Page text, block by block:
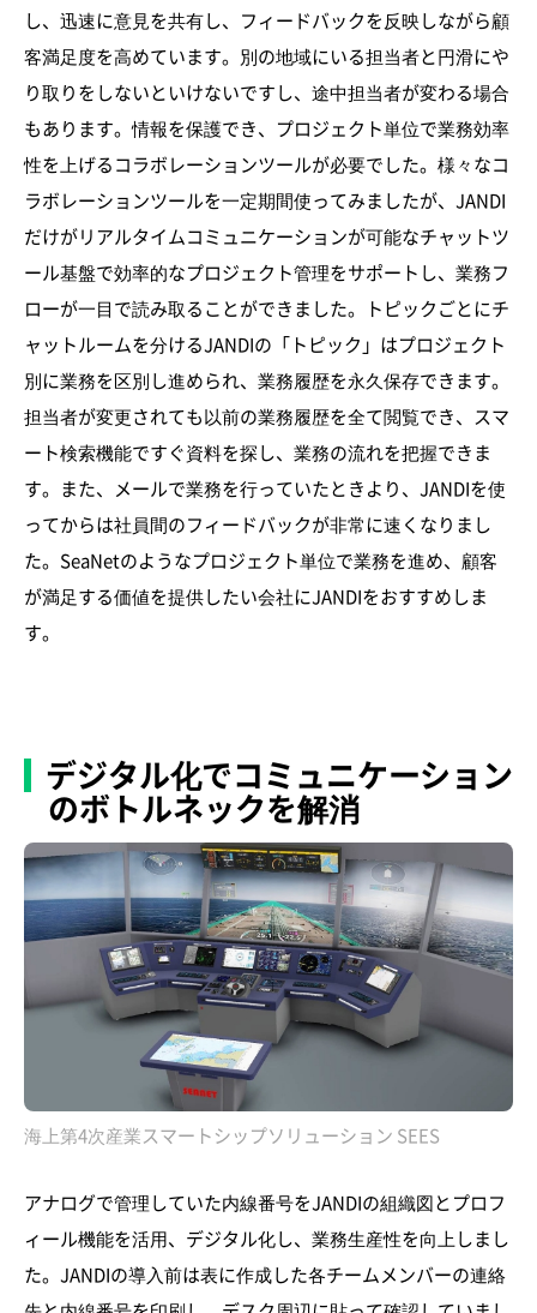
し、迅速に意見を共有し、フィードバックを反映しながら顧
客満足度を高めています。別の地域にいる担当者と円滑にや
り取りをしないといけないですし、途中担当者が変わる場合
もあります。情報を保護でき、プロジェクト単位で業務効率
性を上げるコラボレーションツールが必要でした。様々なコ
ラボレーションツールを一定期間使ってみましたが、JANDI
だけがリアルタイムコミュニケーションが可能なチャットツ
ール基盤で効率的なプロジェクト管理をサポートし、業務フ
ローが一目で読み取ることができました。トピックごとにチ
ャットルームを分けるJANDIの「トピック」はプロジェクト
別に業務を区別し進められ、業務履歴を永久保存できます。
担当者が変更されても以前の業務履歴を全て閲覧でき、スマ
ート検索機能ですぐ資料を探し、業務の流れを把握できま
す。また、メールで業務を行っていたときより、JANDIを使
ってからは社員間のフィードバックが非常に速くなりまし
た。SeaNetのようなプロジェクト単位で業務を進め、顧客
が満足する価値を提供したい会社にJANDIをおすすめしま
す。
デジタル化でコミュニケーション
のボトルネックを解消
海上第4次産業スマートシップソリューション SEES
アナログで管理していた内線番号をJANDIの組織図とプロフ
ィール機能を活用、デジタル化し、業務生産性を向上しまし
た。JANDIの導入前は表に作成した各チームメンバーの連絡